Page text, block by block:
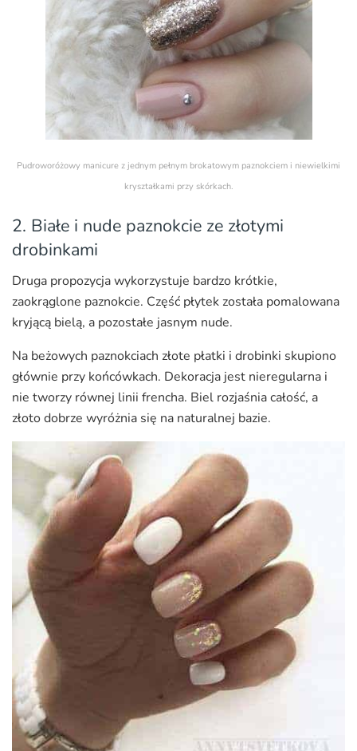
Pudroworóżowy manicure z jednym pełnym brokatowym paznokciem i niewielkimi
kryształkami przy skórkach.
2. Białe i nude paznokcie ze złotymi
drobinkami
Druga propozycja wykorzystuje bardzo krótkie,
zaokrąglone paznokcie. Część płytek została pomalowana
kryjącą bielą, a pozostałe jasnym nude.
Na beżowych paznokciach złote płatki i drobinki skupiono
głównie przy końcówkach. Dekoracja jest nieregularna i
nie tworzy równej linii frencha. Biel rozjaśnia całość, a
złoto dobrze wyróżnia się na naturalnej bazie.